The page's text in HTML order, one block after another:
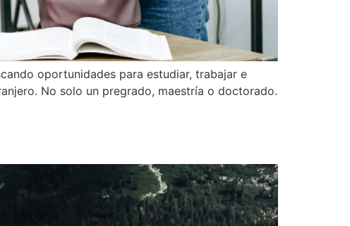
oportunidades para estudiar, trabajar e
No solo un pregrado, maestría o doctorado.